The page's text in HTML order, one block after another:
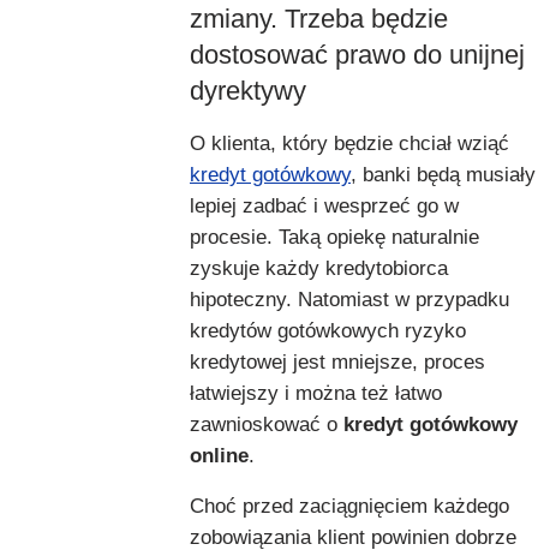
zmiany. Trzeba będzie
dostosować prawo do unijnej
dyrektywy
O klienta, który będzie chciał wziąć
kredyt gotówkowy, banki będą musiały
lepiej zadbać i wesprzeć go w
procesie. Taką opiekę naturalnie
zyskuje każdy kredytobiorca
hipoteczny. Natomiast w przypadku
kredytów gotówkowych ryzyko
kredytowej jest mniejsze, proces
łatwiejszy i można też łatwo
zawnioskować o kredyt gotówkowy
online.
Choć przed zaciągnięciem każdego
zobowiązania klient powinien dobrze